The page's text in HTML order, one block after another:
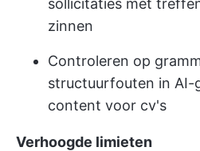
sollicitaties met
zinnen
Controleren op
structuurfouten in AI-
content voor cv's
Verhoogde limieten